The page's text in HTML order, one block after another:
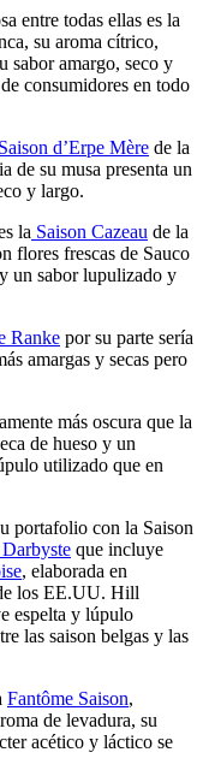
entre todas ellas es la
su aroma cítrico,
sabor amargo, seco y
consumidores en todo
Saison d’Erpe Mère de la
de su musa presenta un
y largo.
la Saison Cazeau de la
flores frescas de Sauco
un sabor lupulizado y
Ranke por su parte sería
amargas y secas pero
más oscura que la
de hueso y un
utilizado que en
portafolio con la Saison
que incluye
, elaborada en
los EE.UU. Hill
espelta y lúpulo
las saison belgas y las
Fantôme Saison,
de levadura, su
acético y láctico se